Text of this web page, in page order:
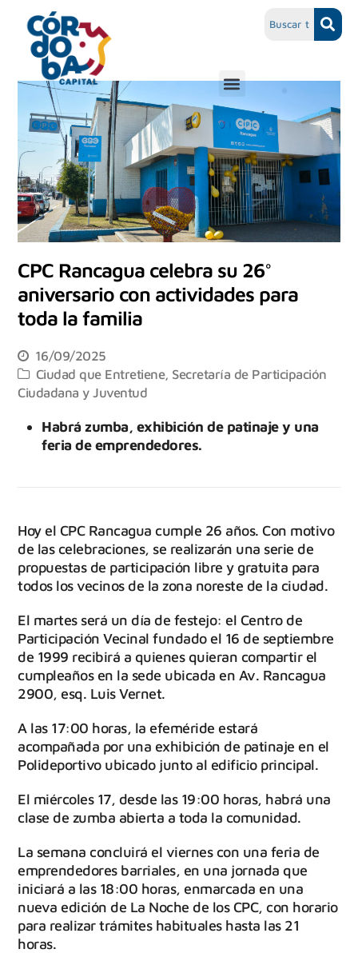
CPC Rancagua celebra su 26°
aniversario con actividades para
toda la familia
16/09/2025
Ciudad que Entretiene, Secretaría de Participación
Ciudadana y Juventud
Habrá zumba, exhibición de patinaje y una
feria de emprendedores.
Hoy el CPC Rancagua cumple 26 años. Con motivo
de las celebraciones, se realizarán una serie de
propuestas de participación libre y gratuita para
todos los vecinos de la zona noreste de la ciudad.
El martes será un día de festejo: el Centro de
Participación Vecinal fundado el 16 de septiembre
de 1999 recibirá a quienes quieran compartir el
cumpleaños en la sede ubicada en Av. Rancagua
2900, esq. Luis Vernet.
A las 17:00 horas, la efeméride estará
acompañada por una exhibición de patinaje en el
Polideportivo ubicado junto al edificio principal.
El miércoles 17, desde las 19:00 horas, habrá una
clase de zumba abierta a toda la comunidad.
La semana concluirá el viernes con una feria de
emprendedores barriales, en una jornada que
iniciará a las 18:00 horas, enmarcada en una
nueva edición de La Noche de los CPC, con horario
para realizar trámites habituales hasta las 21
horas.